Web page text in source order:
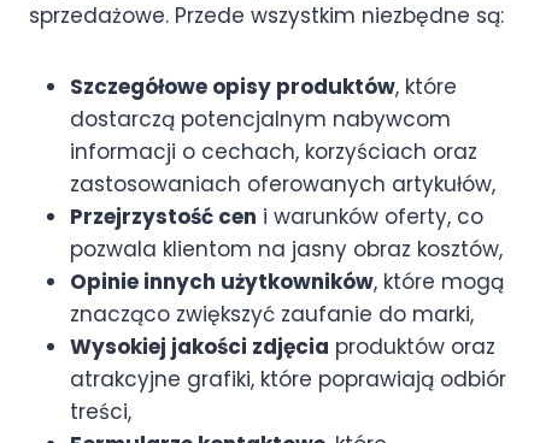
sprzedażowe. Przede wszystkim niezbędne są:
Szczegółowe opisy produktów, które
dostarczą potencjalnym nabywcom
informacji o cechach, korzyściach oraz
zastosowaniach oferowanych artykułów,
Przejrzystość cen i warunków oferty, co
pozwala klientom na jasny obraz kosztów,
Opinie innych użytkowników, które mogą
znacząco zwiększyć zaufanie do marki,
Wysokiej jakości zdjęcia produktów oraz
atrakcyjne grafiki, które poprawiają odbiór
treści,